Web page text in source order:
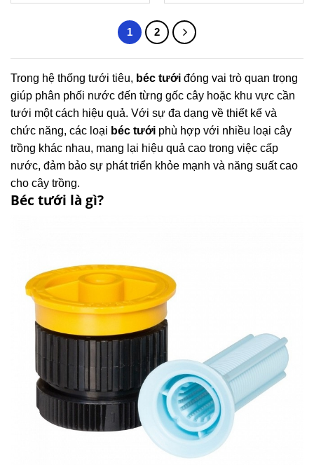
1 2
Trong hệ thống tưới tiêu, béc tưới đóng vai trò quan trọng
giúp phân phối nước đến từng gốc cây hoặc khu vực cần
tưới một cách hiệu quả. Với sự đa dạng về thiết kế và
chức năng, các loại béc tưới phù hợp với nhiều loại cây
trồng khác nhau, mang lại hiệu quả cao trong việc cấp
nước, đảm bảo sự phát triển khỏe mạnh và năng suất cao
cho cây trồng.
Béc tưới là gì?